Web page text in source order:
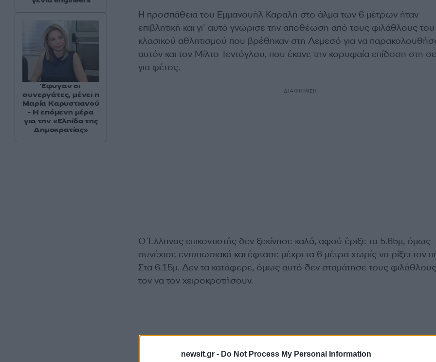
newsit.gr - Do Not Process My Personal Information
Η προσπάθεια του Εμμανουήλ Καραλή στο άλμα των 6 μέτρων ήταν
επιβλητική και γι’ αυτό γνώρισε την αποθέωση από τους φιλάθλους του
κλασικού αθλητισμού που βρέθηκαν στη Λεμεσό για να
αυτόν και τον Μίλτο Τεντόγλου, που έκανε την κορυφαία επίδοση στη
για φέτος.
ΔΙΑΦΗΜΙΣΗ
Ο Έλληνας επικοντιστής δεν ξεκίνησε καλά, αφού έριξε τα 5.65μ, όμως
συνέχισε εντυπωσιακά και έφτασε μέχρι τα 6 μέτρα χωρίς να ρίξει τον
Στα 6.15μ. Δεν τα κατάφερε, όμως αυτό δεν σταμάτησε τους
τον να τον χειροκροτήσουν.
Έφυγαν οι
συνεργάτες, μένει η
Μαρία Καρυστιανού
- Η επόμενη μέρα
για την «Ελπίδα της
Δημοκρατίας»